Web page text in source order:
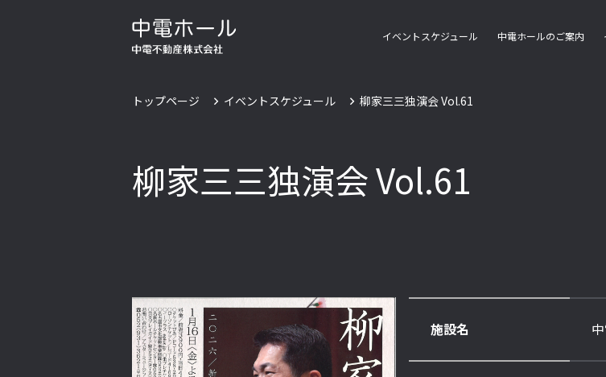
イベントスケジュール 中電ホールのご案内
トップページ イベントスケジュール 柳家三三独演会 Vol.61
柳家三三独演会 Vol.61
施設名